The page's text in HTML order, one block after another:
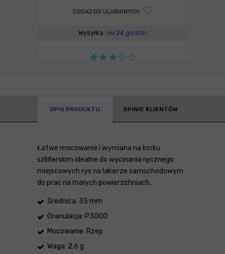
DODAJ DO ULUBIONYCH
Wysyłka: do 24 godzin
OPIS PRODUKTU OPINIE KLIENTÓW
Łatwe mocowanie i wymiana na korku
szlifierskim idealne do wycinania ręcznego
miejscowych rys na lakierze samochodowym
do prac na małych powierzchniach.
Średnica: 35 mm
Granulacja: P3000
Mocowanie: Rzep
Waga: 2,6 g